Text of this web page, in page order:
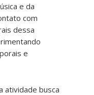
e da
com
dessa
e
atividade busca